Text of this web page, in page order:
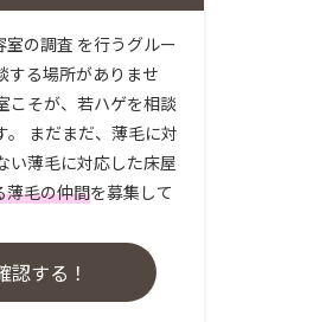
の調査 を行うグルー
する場所がありませ
こそが、若ハゲを相談
。 まだまだ、薄毛に対
い薄毛に対応した床屋
薄毛の仲間を募集して
する！